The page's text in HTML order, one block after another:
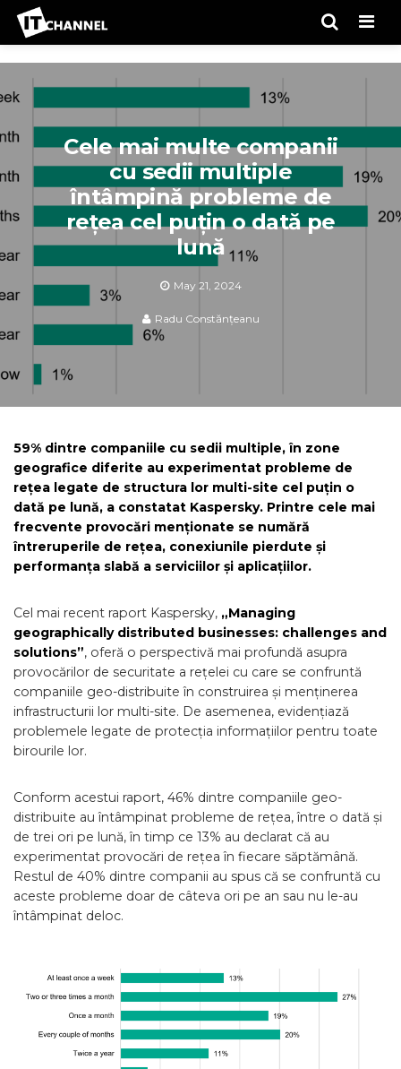
Cele mai multe companii
cu sedii multiple
întâmpină probleme de
rețea cel puțin o dată pe
lună
May 21, 2024
Radu Constănțeanu
59% dintre companiile cu sedii multiple, în zone
geografice diferite au experimentat probleme de
rețea legate de structura lor multi-site cel puțin o
dată pe lună, a constatat Kaspersky. Printre cele mai
frecvente provocări menționate se numără
întreruperile de rețea, conexiunile pierdute și
performanța slabă a serviciilor și aplicațiilor.
Cel mai recent raport Kaspersky, „Managing
geographically distributed businesses: challenges and
solutions”, oferă o perspectivă mai profundă asupra
provocărilor de securitate a rețelei cu care se confruntă
companiile geo-distribuite în construirea și menținerea
infrastructurii lor multi-site. De asemenea, evidențiază
problemele legate de protecția informațiilor pentru toate
birourile lor.
Conform acestui raport, 46% dintre companiile geo-
distribuite au întâmpinat probleme de rețea, între o dată și
de trei ori pe lună, în timp ce 13% au declarat că au
experimentat provocări de rețea în fiecare săptămână.
Restul de 40% dintre companii au spus că se confruntă cu
aceste probleme doar de câteva ori pe an sau nu le-au
întâmpinat deloc.